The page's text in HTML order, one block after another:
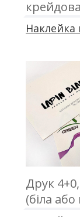
Наклейка
Друк
(біла